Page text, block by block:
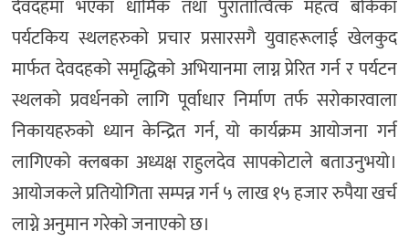
देवदहमा भएका धार्मिक तथा पुरातात्वित्क महत्व बोकेका
पर्यटकिय स्थलहरुको प्रचार प्रसारसगै युवाहरूलाई खेलकुद
मार्फत देवदहको समृद्धिको अभियानमा लाग्न प्रेरित गर्न र पर्यटन
स्थलको प्रवर्धनको लागि पूर्वाधार निर्माण तर्फ सरोकारवाला
निकायहरुको ध्यान केन्द्रित गर्न, यो कार्यक्रम आयोजना गर्न
लागिएको क्लबका अध्यक्ष राहुलदेव सापकोटाले बताउनुभयो।
आयोजकले प्रतियोगिता सम्पन्न गर्न ५ लाख १५ हजार रुपैया खर्च
लाग्ने अनुमान गरेको जनाएको छ।